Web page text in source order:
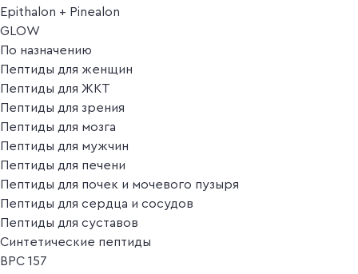
Epithalon + Pinealon
GLOW
По назначению
Пептиды для женщин
Пептиды для ЖКТ
Пептиды для зрения
Пептиды для мозга
Пептиды для мужчин
Пептиды для печени
Пептиды для почек и мочевого пузыря
Пептиды для сердца и сосудов
Пептиды для суставов
Синтетические пептиды
BPC 157